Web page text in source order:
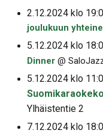
2.12.2024 klo
joulukuun
5.12.2024 klo
Dinner @
5.12.2024 klo
Ylhäistentie 2
7.12.2024 klo